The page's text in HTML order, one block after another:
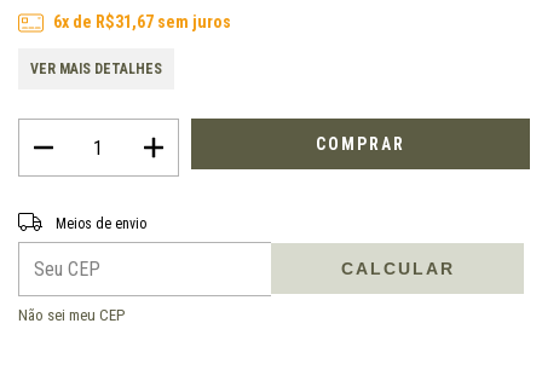
6x de R$31,67sem juros
VER MAIS DETALHES
Entregas para o CEP:
Meios de envio
CALCULAR
Não sei meu CEP